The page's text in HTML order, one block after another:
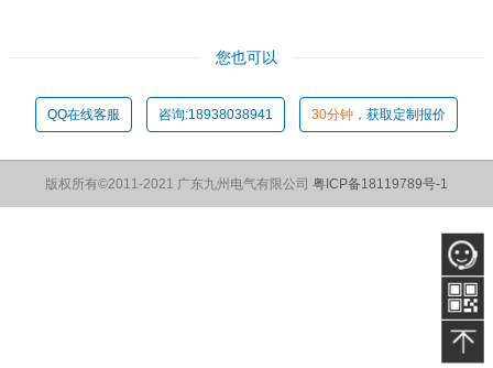
您也可以
QQ在线客服 咨询:18938038941 30分钟 ，获取定制报价
版权所有©2011-2021 广东九州电气有限公司 粤ICP备18119789号-1